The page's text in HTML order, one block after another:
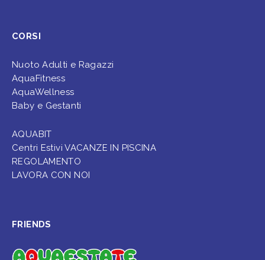
CORSI
Nuoto Adulti e Ragazzi
AquaFitness
AquaWellness
Baby e Gestanti
AQUABIT
Centri Estivi VACANZE IN PISCINA
REGOLAMENTO
LAVORA CON NOI
FRIENDS